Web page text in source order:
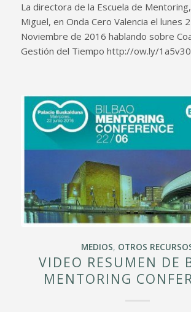
La directora de la Escuela de
Miguel, en Onda Cero Valencia el lunes
Noviembre de 2016 hablando sobre
Gestión del Tiempo http://ow.ly/
MEDIOS, OTROS
VIDEO RESUMEN DE
MENTORING